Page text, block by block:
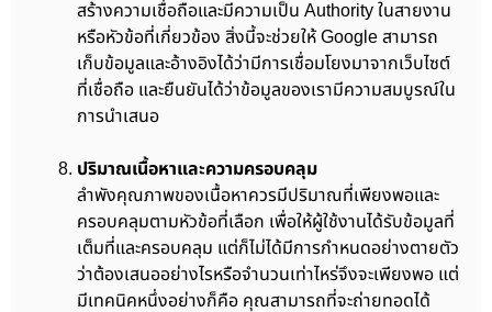
สร้างความเชื่อถือและมีความเป็น Authority ในสายงาน
หรือหัวข้อที่เกี่ยวข้อง สิ่งนี้จะช่วยให้ Google สามารถ
เก็บข้อมูลและอ้างอิงได้ว่ามีการเชื่อมโยงมาจากเว็บไซต์
ที่เชื่อถือ และยืนยันได้ว่าข้อมูลของเรามีความสมบูรณ์ใน
การนำเสนอ
ปริมาณเนื้อหาและความครอบคลุม
ลำพังคุณภาพของเนื้อหาควรมีปริมาณที่เพียงพอและ
ครอบคลุมตามหัวข้อที่เลือก เพื่อให้ผู้ใช้งานได้รับข้อมูลที่
เต็มที่และครอบคลุม แต่ก็ไม่ได้มีการกำหนดอย่างตายตัว
ว่าต้องเสนออย่างไรหรือจำนวนเท่าไหร่จึงจะเพียงพอ แต่
มีเทคนิคหนึ่งอย่างก็คือ คุณสามารถที่จะถ่ายทอดได้